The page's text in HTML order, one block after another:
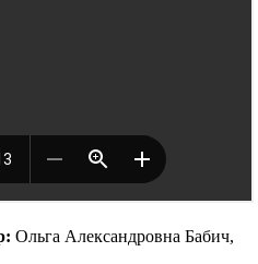
Ольга Александровна Бабич,